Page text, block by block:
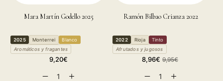
Mara Martín Godello 2025
2025 Monterrei
Blanco
Aromáticos y fragantes
Precio
9,20€
Reducir
Aumentar
Ramón Bilbao Crianza 2022
2022 Rioja
Tinto
Afrutados y jugosos
Precio
8,96€ Precio
9,95€
Reducir
Aumentar